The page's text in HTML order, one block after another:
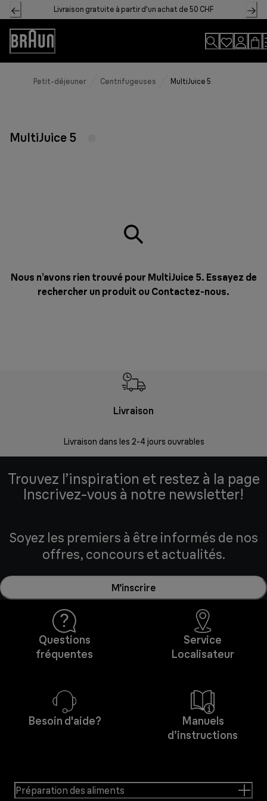
Skip
to
Content
Livraison gratuite à partir d'un achat de 50 CHF
Accessibility
Statement
Petit-déjeuner Centrifugeuses MultiJuice 5
MultiJuice 5
Nous n’avons rien trouvé pour MultiJuice 5. Essayez de
rechercher un produit ou Contactez-nous.
Livraison
Livraison dans les 2-4 jours ouvrables
Trouvez l’inspiration et restez à la page
Inscrivez-vous à notre newsletter!
Soyez les premiers à être informés de nos
offres, concours et actualités.
M’inscrire
Questions
fréquentes
Service
Localisateur
Besoin d'aide?
Manuels
d’instructions
Préparation des aliments